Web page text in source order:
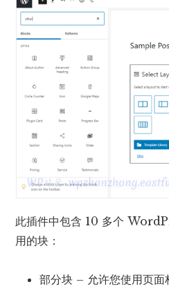
此插件中包含 10 多个
用的块：
部分块 – 允许您使用页